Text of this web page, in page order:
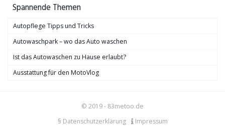
Spannende Themen
Autopflege Tipps und Tricks
Autowaschpark – wo das Auto waschen
Ist das Autowaschen zu Hause erlaubt?
Ausstattung für den MotoVlog
© 2019 - 83metoo.de
§ Datenschutzerklärung
Impressum